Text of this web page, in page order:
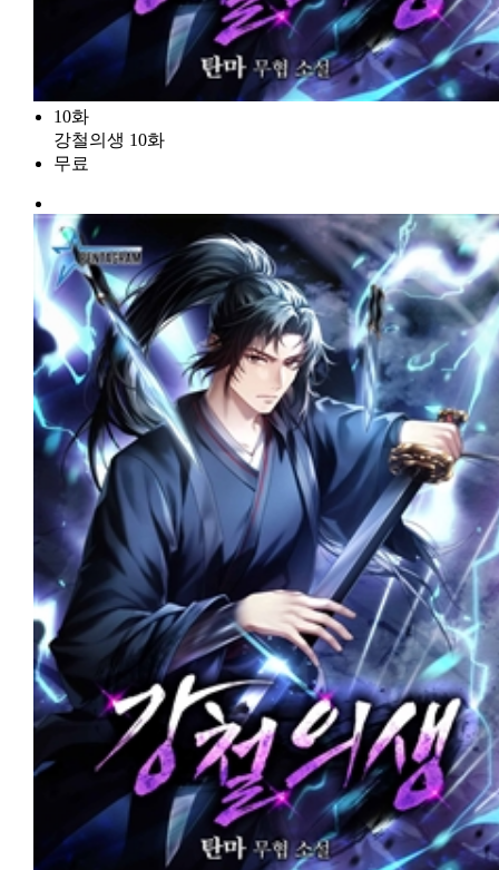
10화
강철의생 10화
무료